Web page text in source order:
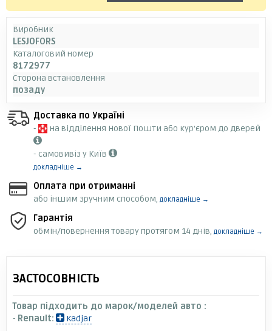
Виробник
LESJOFORS
Каталоговий номер
8172977
Сторона встановлення
позаду
Доставка по Україні
-
на відділення Нової Пошти або кур'єром до дверей
- самовивіз у Київ
докладніше →
Оплата при отриманні
або іншим зручним способом, докладніше →
Гарантія
обмін/повернення товару протягом 14 днів, докладніше →
ЗАСТОСОВНІСТЬ
Товар підходить до марок/моделей авто :
- Renault:
Kadjar